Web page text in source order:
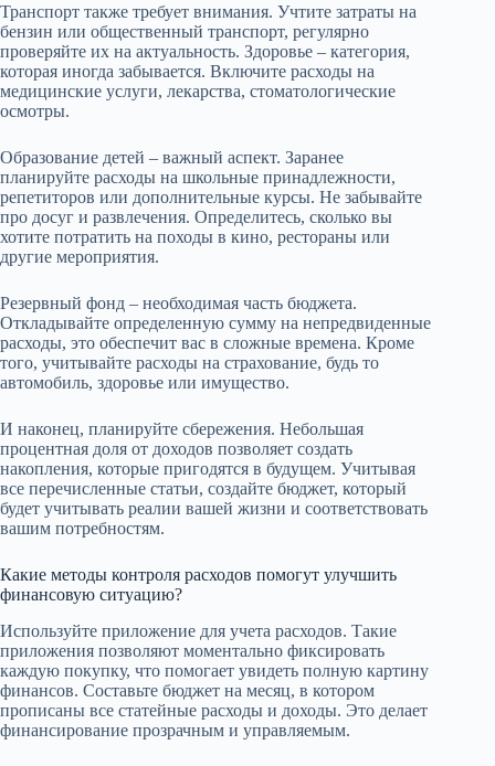
Транспорт также требует внимания. Учтите затраты на
бензин или общественный транспорт, регулярно
проверяйте их на актуальность. Здоровье – категория,
которая иногда забывается. Включите расходы на
медицинские услуги, лекарства, стоматологические
осмотры.
Образование детей – важный аспект. Заранее
планируйте расходы на школьные принадлежности,
репетиторов или дополнительные курсы. Не забывайте
про досуг и развлечения. Определитесь, сколько вы
хотите потратить на походы в кино, рестораны или
другие мероприятия.
Резервный фонд – необходимая часть бюджета.
Откладывайте определенную сумму на непредвиденные
расходы, это обеспечит вас в сложные времена. Кроме
того, учитывайте расходы на страхование, будь то
автомобиль, здоровье или имущество.
И наконец, планируйте сбережения. Небольшая
процентная доля от доходов позволяет создать
накопления, которые пригодятся в будущем. Учитывая
все перечисленные статьи, создайте бюджет, который
будет учитывать реалии вашей жизни и соответствовать
вашим потребностям.
Какие методы контроля расходов помогут улучшить
финансовую ситуацию?
Используйте приложение для учета расходов. Такие
приложения позволяют моментально фиксировать
каждую покупку, что помогает увидеть полную картину
финансов. Составьте бюджет на месяц, в котором
прописаны все статейные расходы и доходы. Это делает
финансирование прозрачным и управляемым.